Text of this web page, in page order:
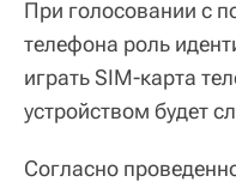
При голосовании с
телефона роль
играть SIM-карта
устройством будет
Согласно